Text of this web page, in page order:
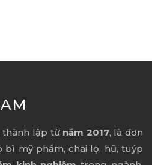
thành lập từ năm 2017, là đơn
bì mỹ phẩm, chai lọ, hũ, tuýp